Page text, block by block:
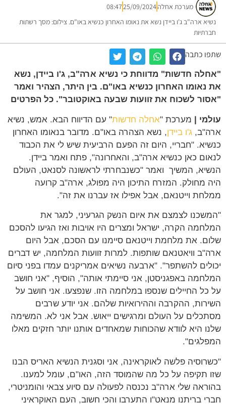
מערכת אחלה25/09/2024
08:47
נשיא ארה"ב ג'ו ביידן נשא את נאומו האחרון כנשיא באו"ם. צילום: מסך רשתות
חברתיות
שתפו כתבה
"אחלה חדשות" מדווחת כי נשיא ארה"ב, ג'ו ביידן, נשא
את נאומו האחרון כנשיא באו"ם. בין היתר, הצהיר ואמר
"אסור לשכוח את זוועות שבעה באוקטובר". כל הפרטים
עולמי | מערכת "אחלה חדשות" עם הדיווח הבא. אמש, נשיא
ארה"ב, ג'ו ביידן, נשא הצהרה באו"ם. מדובר בנאומו האחרון
כנשיא. "חבריי, היום זה הפעם הרביעית שיש לי את הכבוד
לנאום כאן כנשיא ארה"ב, והאחרונה", פתח ואמר ביידן.
הנשיא, המשיך ואמר "כשנבחרתי לראשונה לסנאט, העולם
היה מחולק. המזרח התיכון היה מפולג, ארה"ב קרועה
ממלחת וייטנאם, אבל אפילו אז עברנו את זה".
"המשכנו לצמצם את איום הנשק הגרעיני, למגר את
המלחמה הקרה, ישראל ומצרים היו אויבות ואז הגיעו להסכם
שלום. את מלחמת וייטנאם סיימנו עם הסכם, אבל היום
ארה"ב וויאטנאם שותפות. למרות זוועות המלחמה, יש דברים
יכולים להשתפר". "ארבעה נשיאים אמריקנים עמדו בפני סיום
המלחמה באפגניסטן, אני סיימתי אותה", הוסיף, "אני חושב
על כל החיילים שנספו במלחמה הזו. שנפצעו. אני חושב על
השירות, ההקרבה וההירואיות שלהם. אני יודע שרבים
מסתכלים על העולם ומרגישים ייאוש. אבל אני לא. המשימה
שלנו היא לוודא שהכוחות שמאחדים אותנו יותר חזקים מאלו
המפלגים".
"כשרוסיה פלשה לאוקראינה, אני וסגנית הנשיא האריס הבנו
שזו תקיפה על כל מה שהמוסד הזה, האו"ם, עומל למענו.
בהוראה שלי ארה"ב נכנסה לפעולה עם סיוע צבאי והומניטרי,
חברי בריתנו מנאט"ו התערבו והכי חשוב, העם האוקראיני